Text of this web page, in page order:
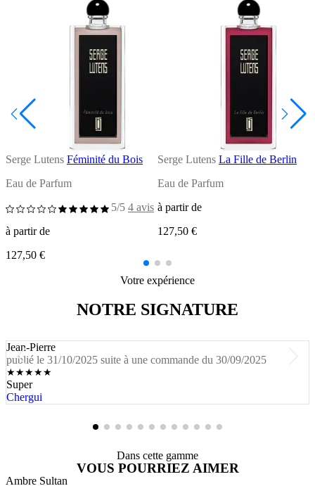
Serge Lutens Féminité du Bois
Eau de Parfum
5/5 4 avis
à partir de
127,50 €
Serge Lutens La Fille de Berlin
Eau de Parfum
à partir de
127,50 €
Votre expérience
NOTRE SIGNATURE
Jean-Pierre
publié le 31/10/2025 suite à une commande du 30/09/2025
★★★★★
Super
Chergui
Dans cette gamme
VOUS POURRIEZ AIMER
Ambre Sultan